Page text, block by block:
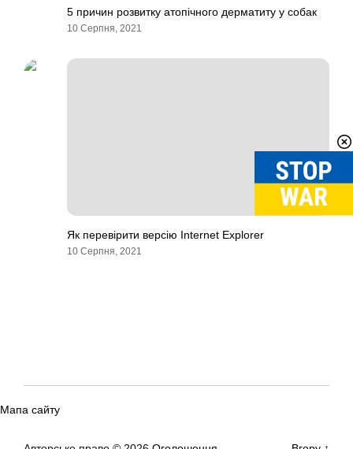
5 причин розвитку атопічного дерматиту у собак
10 Серпня, 2021
Як перевірити версію Internet Explorer
10 Серпня, 2021
Мапа сайту